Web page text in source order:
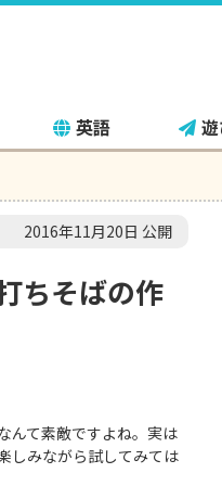
英語
2016年11月20日 公開
ちそばの作
んて素敵ですよね。実は
しみながら試してみては